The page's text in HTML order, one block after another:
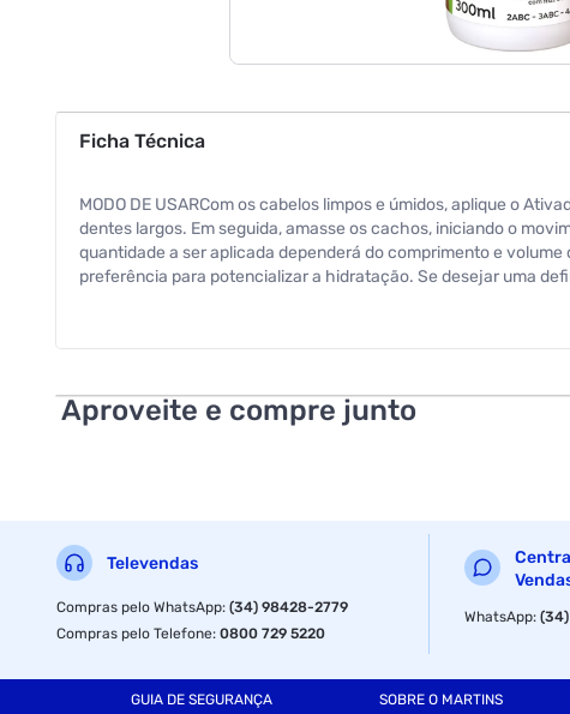
Ficha Técnica
MODO DE USARCom os cabelos limpos e úmidos, aplique o
dentes largos. Em seguida, amasse os cachos, iniciando o
quantidade a ser aplicada dependerá do comprimento e
preferência para potencializar a hidratação. Se desejar uma
Volume
Aproveite e compre junto
Televendas
Compras pelo WhatsApp:(34) 98428-2779
Compras pelo Telefone:0800 729 5220
WhatsApp:
GUIA DE SEGURANÇA SOBRE O MARTINS